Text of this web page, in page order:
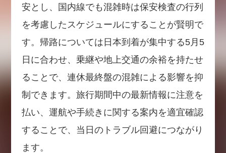
安とし、国内線でも混雑時は保安検査の行列
を考慮したスケジュールにすることが賢明で
す。帰路については日本到着が集中する5月5
日に合わせ、乗継や地上交通の余裕を持たせ
ることで、連休最終盤の混雑による影響を抑
制できます。旅行期間中の最新情報に注意を
払い、運航や手続きに関する案内を適宜確認
することで、当日のトラブル回避につながり
ます。